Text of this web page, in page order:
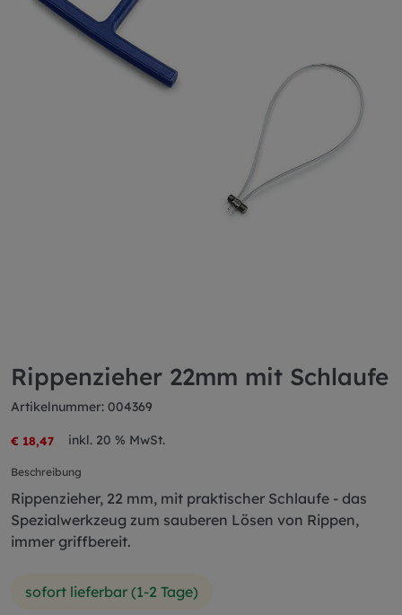
Rippenzieher 22mm mit Schlaufe
Artikelnummer: 004369
€ 18,47 inkl. 20 % MwSt.
Beschreibung
Rippenzieher, 22 mm, mit praktischer Schlaufe - das
Spezialwerkzeug zum sauberen Lösen von Rippen,
immer griffbereit.
sofort lieferbar (1-2 Tage)